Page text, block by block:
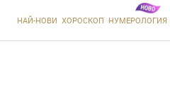
НАЙ-НОВИ ХОРОСКОП НУМЕРОЛОГИЯ